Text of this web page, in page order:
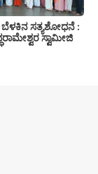
ಸತ್ಯಶೋಧನೆ :
ಸ್ವಾಮೀಜಿ